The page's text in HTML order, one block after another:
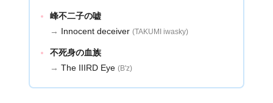
峰不二子の嘘
→
Innocent deceiver(TAKUMI iwasky)
不死身の血族
→The IIIRD Eye(B'z)